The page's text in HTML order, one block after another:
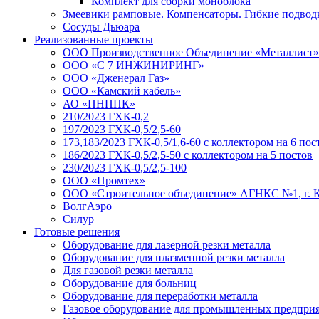
Змеевики рамповые. Компенсаторы. Гибкие
Сосуды Дьюара
Реализованные проекты
ООО Производственное Объединение «Металлист»
ООО «С 7 ИНЖИНИРИНГ»
ООО «Дженерал Газ»
ООО «Камский кабель»
АО «ПНППК»
210/2023 ГХК-0,2
197/2023 ГХК-0,5/2,5-60
173,183/2023 ГХК-0,5/1,6-60 с коллектором на 6
186/2023 ГХК-0,5/2,5-50 с коллектором на 5 постов
230/2023 ГХК-0,5/2,5-100
ООО «Промтех»
ООО «Строительное объединение» АГНКС №1, г.
ВолгАэро
Силур
Готовые решения
Оборудование для лазерной резки металла
Оборудование для плазменной резки металла
Для газовой резки металла
Оборудование для больниц
Оборудование для переработки металла
Газовое оборудование для промышленных